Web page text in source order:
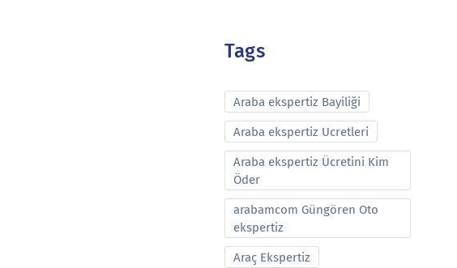
Tags
Araba ekspertiz Bayiliği
Araba ekspertiz Ucretleri
Araba ekspertiz Ücretini Kim
Öder
arabamcom Güngören Oto
ekspertiz
Araç Ekspertiz